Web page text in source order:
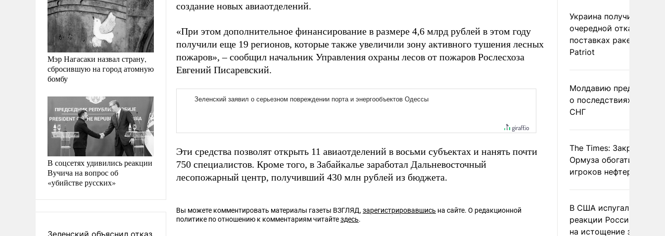
Мэр Нагасаки назвал страну,
сбросившую на город атомную
бомбу
В соцсетях удивились реакции
Вучича на вопрос об
«убийстве русских»
Зеленский объяснил отказ
создание новых авиаотделений.
«При этом дополнительное финансирование в размере 4,6 млрд рублей в этом году
получили еще 19 регионов, которые также увеличили зону активного тушения лесных
пожаров», – сообщил начальник Управления охраны лесов от пожаров Рослесхоза
Евгений Писаревский.
Эти средства позволят открыть 11 авиаотделений в восьми субъектах и нанять почти
750 специалистов. Кроме того, в Забайкалье заработал Дальневосточный
лесопожарный центр, получивший 430 млн рублей из бюджета.
Вы можете комментировать материалы газеты ВЗГЛЯД, зарегистрировавшись на сайте. О редакционной
политике по отношению к комментариям читайтездесь.
Украина получила
очередной отказ в
поставках ракет для
Patriot
Молдавию
о последствиях выхода
СНГ
The Times: Закрытие
Ормуза обогатило
игроков нефтерынка
В США испугались
реакции России и
на истощение запасов